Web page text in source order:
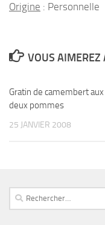
Origine : Personnelle
VOUS AIMEREZ
Gratin de camembert aux
deux pommes
25 JANVIER 2008
Rechercher :